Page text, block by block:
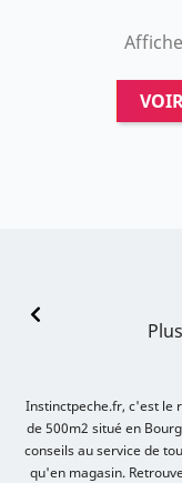
Instinctpeche.fr, c'est le
de 500m2 situé en
conseils au service de
qu'en magasin.